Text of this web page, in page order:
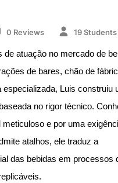
0 Reviews 19 Students
de atuação no mercado de
de bares, chão de
especializada, Luis construiu
no rigor técnico.
meticuloso e por uma
atalhos, ele traduz a
das bebidas em processos